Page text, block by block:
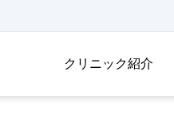
クリニック紹介